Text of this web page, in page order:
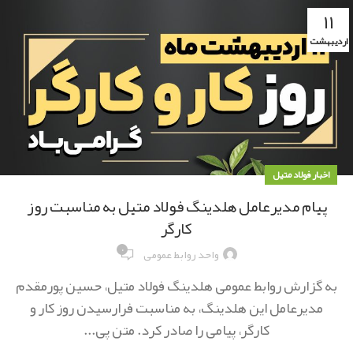
۱۱
اردیبهشت
اخبار فولاد متیل
پیام مدیرعامل هلدینگ فولاد متیل به مناسبت روز
کارگر
واحد روابط عمومی ۰
به گزارش روابط عمومی هلدینگ فولاد متیل، حسین پورمقدم
مدیرعامل این هلدینگ، به مناسبت فرارسیدن روز کار و
کارگر، پیامی را صادر کرد. متن پی...